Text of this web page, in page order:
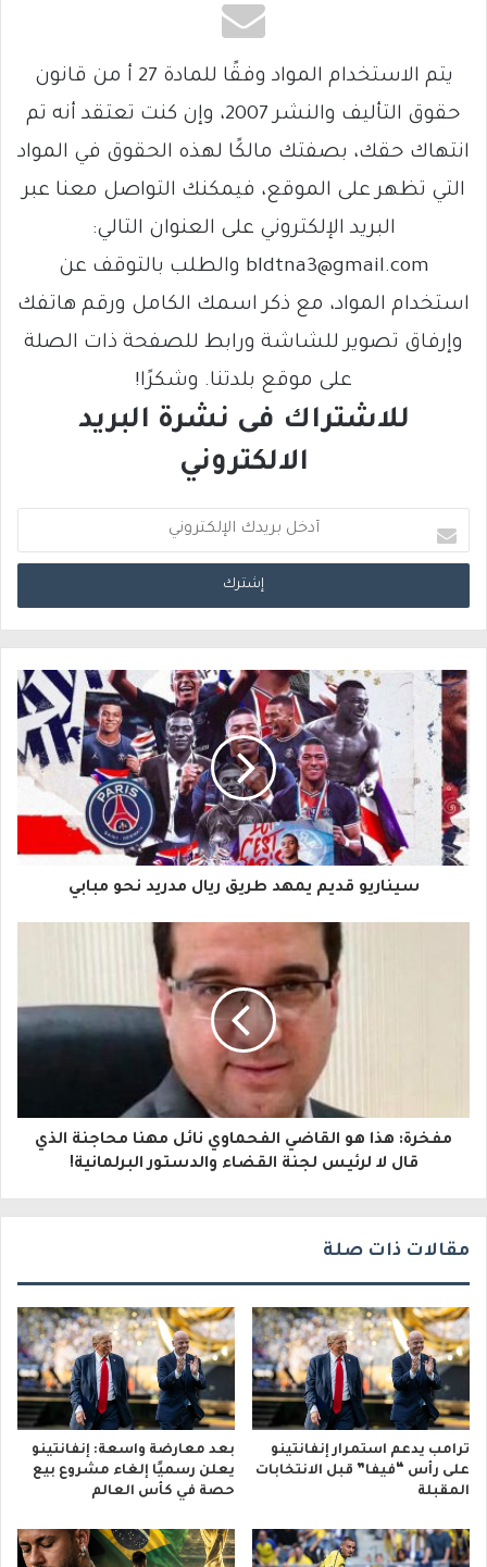
يتم الاستخدام المواد وفقًا للمادة 27 أ من قانون
حقوق التأليف والنشر 2007، وإن كنت تعتقد أنه تم
انتهاك حقك، بصفتك مالكًا لهذه الحقوق في المواد
التي تظهر على الموقع، فيمكنك التواصل معنا عبر
البريد الإلكتروني على العنوان التالي:
bldtna3@gmail.com والطلب بالتوقف عن
استخدام المواد، مع ذكر اسمك الكامل ورقم هاتفك
وإرفاق تصوير للشاشة ورابط للصفحة ذات الصلة
على موقع بلدتنا. وشكرًا!
للاشتراك فى نشرة البريد
الالكتروني
د
خ
ب
ر
د
ك
ا
سيناريو قديم يمهد طريق ريال مدريد نحو مبابي
مفخرة: هذا هو القاضي الفحماوي نائل مهنا محاجنة الذي
قال لا لرئيس لجنة القضاء والدستور البرلمانية!
مقالات ذات صلة
ترامب يدعم استمرار إنفانتينو
على رأس “فيفا” قبل الانتخابات
المقبلة
بعد معارضة واسعة: إنفانتينو
يعلن رسميًا إلغاء مشروع بيع
حصة في كأس العالم